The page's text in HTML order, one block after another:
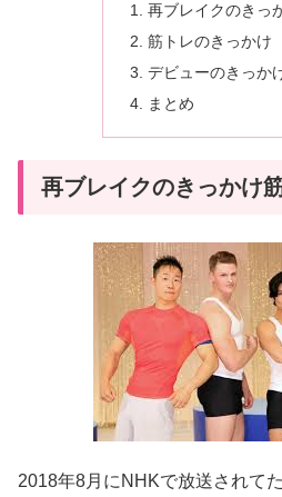
再ブレイクのきっ
筋トレのきっかけ
デビューのきっか
まとめ
再ブレイクのきっかけ
2018年8月にNHKで放送されてた